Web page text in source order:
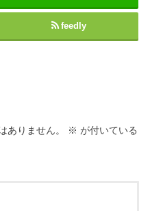
feedly
ありません。 ※ が付いている